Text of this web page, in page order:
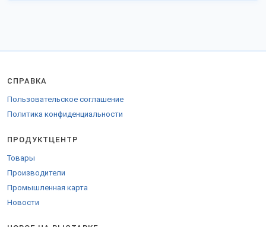
СПРАВКА
Пользовательское соглашение
Политика конфиденциальности
ПРОДУКТЦЕНТР
Товары
Производители
Промышленная карта
Новости